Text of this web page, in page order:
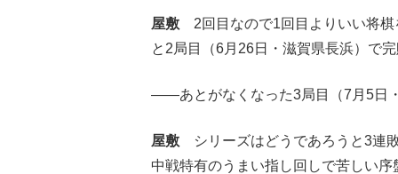
屋敷 2回目なので1回目よりいい将
と2局目（6月26日・滋賀県長浜）で
――あとがなくなった3局目（7月5日
屋敷
シリーズはどうであろうと3連
中戦特有のうまい指し回しで苦しい